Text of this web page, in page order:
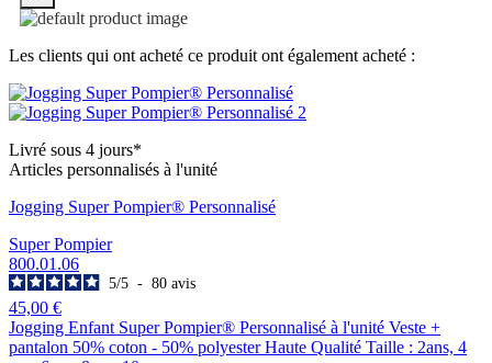
Les clients qui ont acheté ce produit ont également acheté :
Livré sous 4 jours*
Articles personnalisés à l'unité
Jogging Super Pompier® Personnalisé
Super Pompier
800.01.06
5/5 - 80 avis
45,00 €
Jogging Enfant Super Pompier® Personnalisé à l'unité Veste +
pantalon 50% coton - 50% polyester Haute Qualité Taille : 2ans, 4